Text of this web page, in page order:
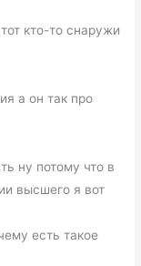
кто-то снаружи
а он так про
ну потому что в
высшего я вот
есть такое